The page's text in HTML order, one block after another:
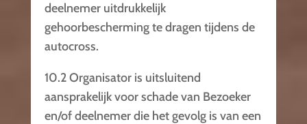
deelnemer uitdrukkelijk
gehoorbescherming te dragen tijdens de
autocross.
10.2 Organisator is uitsluitend
aansprakelijk voor schade van Bezoeker
en/of deelnemer die het gevolg is van een